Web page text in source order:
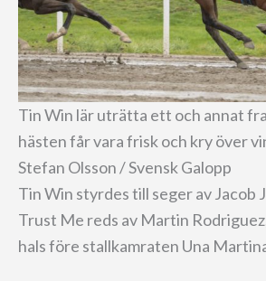
Tin Win lär uträtta ett och annat
hästen får vara frisk och kry över
Stefan Olsson / Svensk Galopp
Tin Win styrdes till seger av Jacob
Trust Me reds av Martin
hals före stallkamraten Una